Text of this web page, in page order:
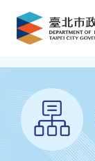
跳到主要內容